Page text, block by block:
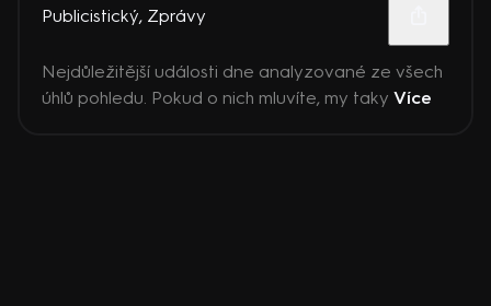
Publicistický, Zprávy
Nejdůležitější události dne analyzované ze všech
úhlů pohledu. Pokud o nich mluvíte, my taky Více